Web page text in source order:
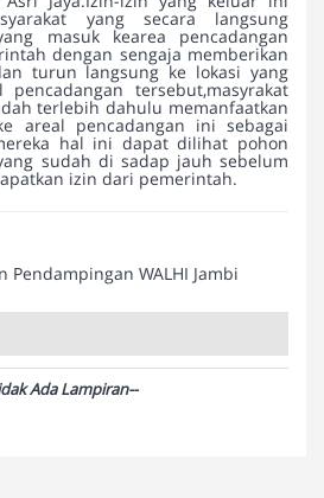
yang secara langsung
masuk kearea pencadangan
dengan sengaja memberikan
turun langsung ke lokasi yang
tersebut,masyrakat
terlebih dahulu memanfaatkan
areal pencadangan ini sebagai
hal ini dapat dilihat pohon
sudah di sadap jauh sebelum
izin dari pemerintah.
Pendampingan WALHI Jambi
Ada Lampiran--